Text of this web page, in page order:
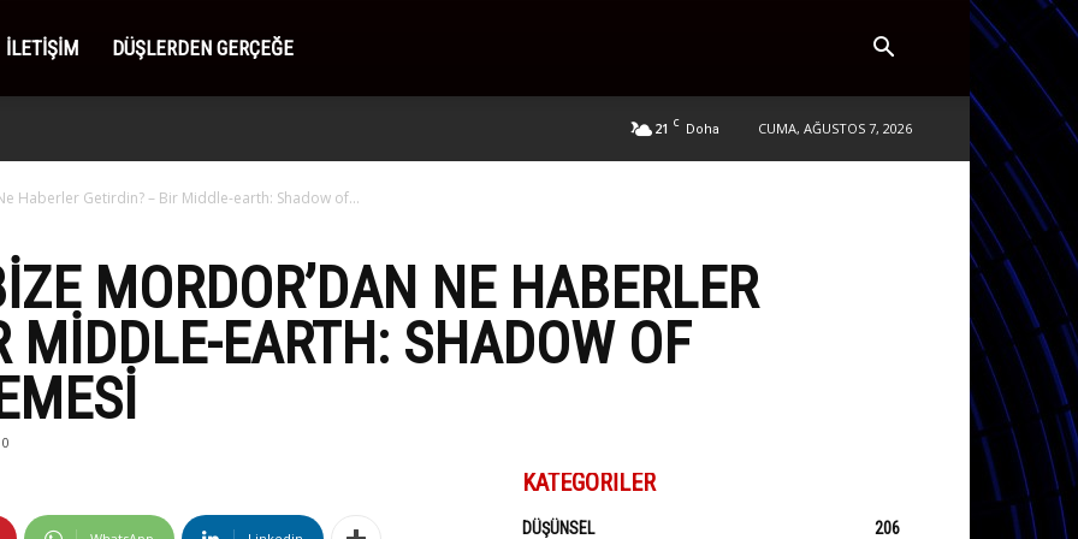
İLETIŞIM DÜŞLERDEN GERÇEĞE
21 C Doha CUMA, AĞUSTOS 7, 2026
Haberler Getirdin? – Bir Middle-earth: Shadow of...
MORDOR’DAN NE HABERLER
MIDDLE-EARTH: SHADOW OF
0
KATEGORILER
DÜŞÜNSEL
206